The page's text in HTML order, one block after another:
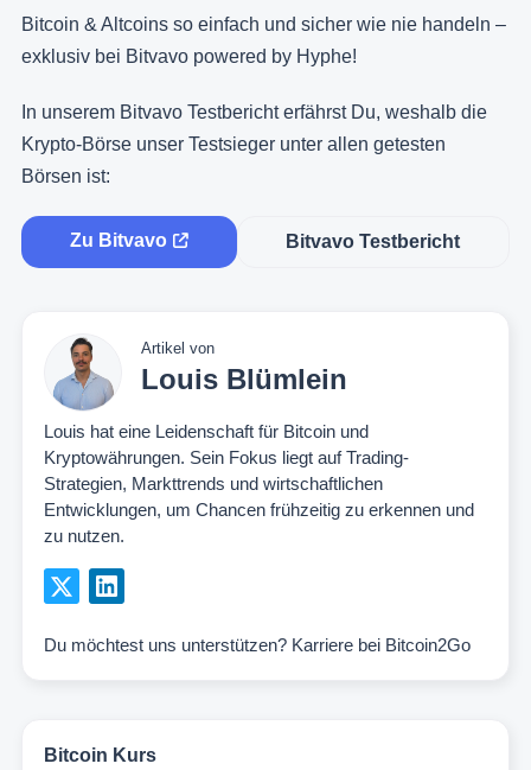
Bitcoin & Altcoins so einfach und sicher wie nie handeln –
exklusiv bei Bitvavo powered by Hyphe!
In unserem Bitvavo Testbericht erfährst Du, weshalb die
Krypto-Börse unser Testsieger unter allen getesten
Börsen ist:
Zu Bitvavo Bitvavo Testbericht
Artikel von
Louis Blümlein
Louis hat eine Leidenschaft für Bitcoin und
Kryptowährungen. Sein Fokus liegt auf Trading-
Strategien, Markttrends und wirtschaftlichen
Entwicklungen, um Chancen frühzeitig zu erkennen und
zu nutzen.
Du möchtest uns unterstützen? Karriere bei Bitcoin2Go
Bitcoin Kurs